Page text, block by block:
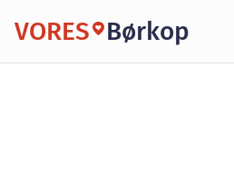
VORES Børkop